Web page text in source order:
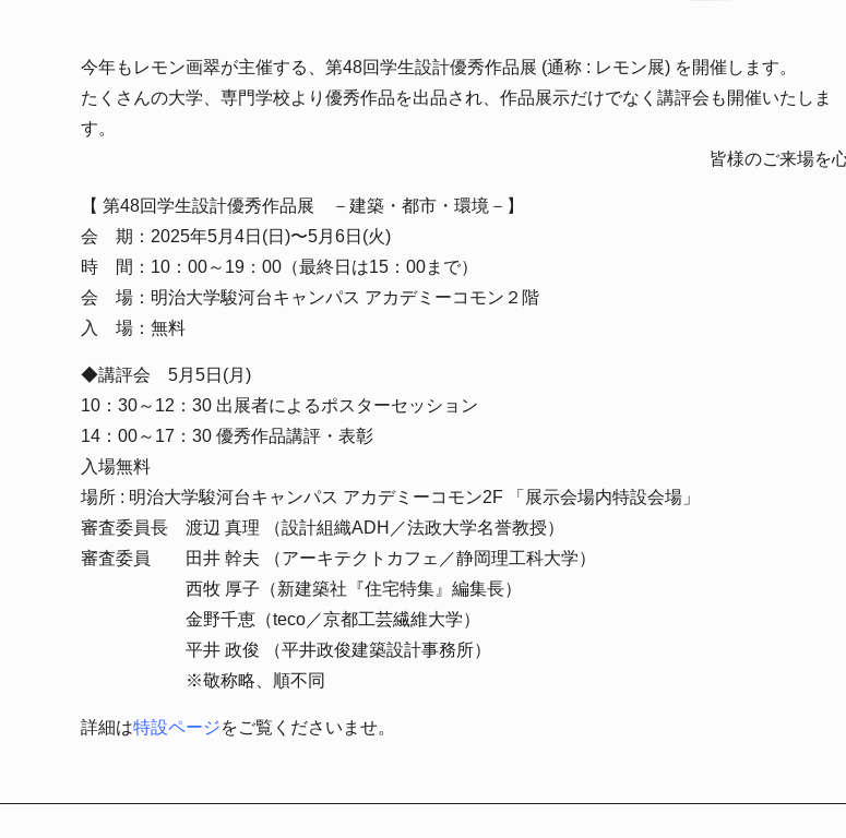
今年もレモン画翠が主催する、第48回学生設計優秀作品展 (通称 : レモン展) を開催します。
たくさんの大学、専門学校より優秀作品を出品され、作品展示だけでなく講評会も開催いたしま
す
皆様のご来場を心よりお待ち申し
【 第48回学生設計優秀作品展 －建築・都市・環境－】
会 期：2025年5月4日(日)〜5月6日(火)
時 間： 10 ： 00～ 19 ： 00 （最終日は15 ： 00まで）
会 場：明治大学駿河台キャンパス アカデミーコモン２階
入 場：無料
◆講評会 5月5日(月)
10：30～12：30 出展者によるポスターセッション
14：00～17：30 優秀作品講評・表彰
入場無料
場所 : 明治大学駿河台キャンパス アカデミーコモン2F 「展示会場内特設会場」
審査委員長 渡辺 真理 （設計組織ADH／法政大学名誉教授）
審査委員 田井 幹夫 （アーキテクトカフェ／静岡理工科大学）
西牧 厚子（新建築社『住宅特集』編集長）
金野千恵（teco／京都工芸繊維大学）
平井 政俊 （平井政俊建築設計事務所）
※敬称略、順不同
詳細は特設ページをご覧くださいませ。